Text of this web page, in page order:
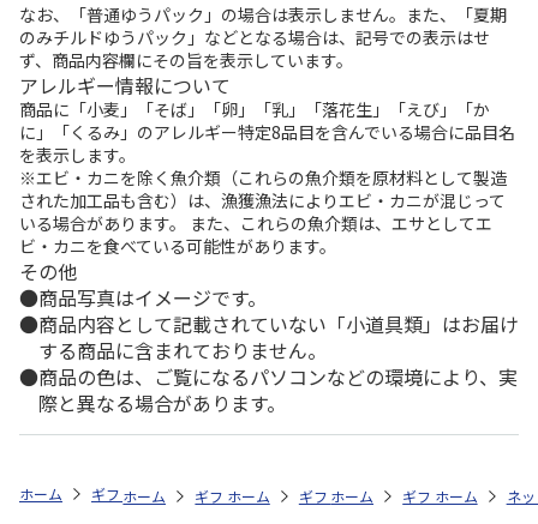
なお、「普通ゆうパック」の場合は表示しません。また、「夏期
のみチルドゆうパック」などとなる場合は、記号での表示はせ
ず、商品内容欄にその旨を表示しています。
アレルギー情報について
商品に「小麦」「そば」「卵」「乳」「落花生」「えび」「か
に」「くるみ」のアレルギー特定8品目を含んでいる場合に品目名
を表示します。
※エビ・カニを除く魚介類（これらの魚介類を原材料として製造
された加工品も含む）は、漁獲漁法によりエビ・カニが混じって
いる場合があります。 また、これらの魚介類は、エサとしてエ
ビ・カニを食べている可能性があります。
その他
商品写真はイメージです。
商品内容として記載されていない「小道具類」はお届け
する商品に含まれておりません。
商品の色は、ご覧になるパソコンなどの環境により、実
際と異なる場合があります。
ホーム ギフトストア お中元・夏ギフト特集 2026 おつまみ・お惣菜
ホーム ギフトストア お中元・夏ギフト特集 2026
ホーム ギフトストア お中元・夏ギフト
ホーム ギフトストア お
ホーム ネ